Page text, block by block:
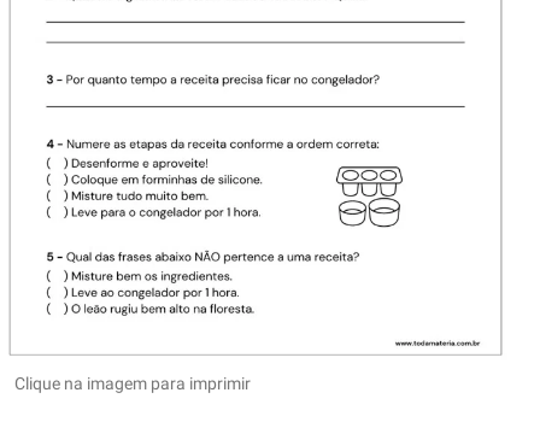
Clique na imagem para imprimir